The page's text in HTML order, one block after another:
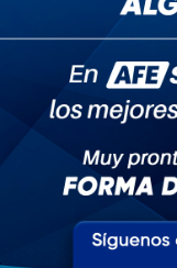
Servicio al Cliente
Sobre AFE Store